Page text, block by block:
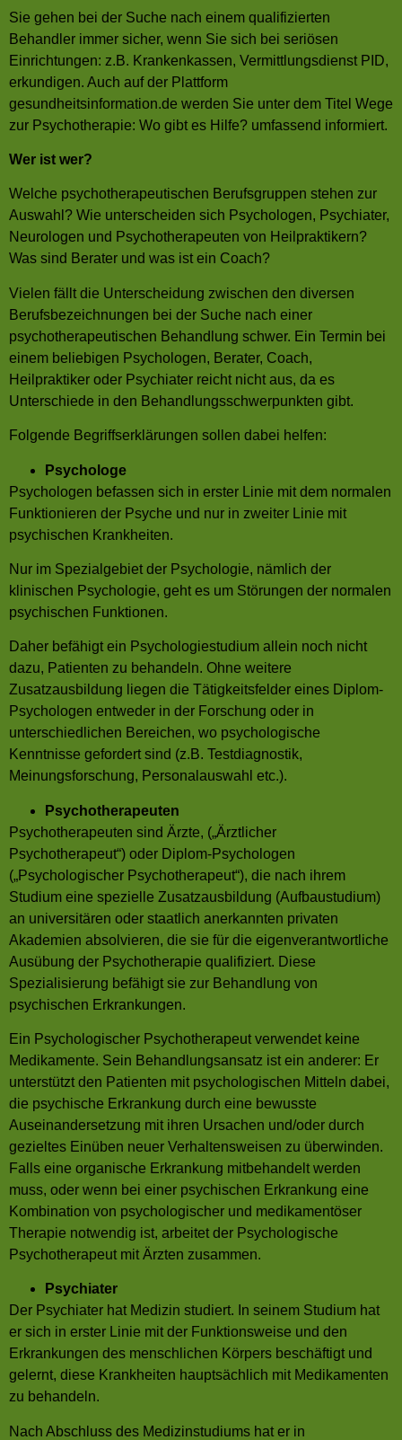
Sie gehen bei der Suche nach einem qualifizierten
Behandler immer sicher, wenn Sie sich bei seriösen
Einrichtungen: z.B. Krankenkassen, Vermittlungsdienst PID,
erkundigen. Auch auf der Plattform
gesundheitsinformation.de werden Sie unter dem Titel Wege
zur Psychotherapie: Wo gibt es Hilfe? umfassend informiert.
Wer ist wer?
Welche psychotherapeutischen Berufsgruppen stehen zur
Auswahl? Wie unterscheiden sich Psychologen, Psychiater,
Neurologen und Psychotherapeuten von Heilpraktikern?
Was sind Berater und was ist ein Coach?
Vielen fällt die Unterscheidung zwischen den diversen
Berufsbezeichnungen bei der Suche nach einer
psychotherapeutischen Behandlung schwer. Ein Termin bei
einem beliebigen Psychologen, Berater, Coach,
Heilpraktiker oder Psychiater reicht nicht aus, da es
Unterschiede in den Behandlungsschwerpunkten gibt.
Folgende Begriffserklärungen sollen dabei helfen:
Psychologe
Psychologen befassen sich in erster Linie mit dem normalen
Funktionieren der Psyche und nur in zweiter Linie mit
psychischen Krankheiten.
Nur im Spezialgebiet der Psychologie, nämlich der
klinischen Psychologie, geht es um Störungen der normalen
psychischen Funktionen.
Daher befähigt ein Psychologiestudium allein noch nicht
dazu, Patienten zu behandeln. Ohne weitere
Zusatzausbildung liegen die Tätigkeitsfelder eines Diplom-
Psychologen entweder in der Forschung oder in
unterschiedlichen Bereichen, wo psychologische
Kenntnisse gefordert sind (z.B. Testdiagnostik,
Meinungsforschung, Personalauswahl etc.).
Psychotherapeuten
Psychotherapeuten sind Ärzte, („Ärztlicher
Psychotherapeut“) oder Diplom-Psychologen
(„Psychologischer Psychotherapeut“), die nach ihrem
Studium eine spezielle Zusatzausbildung (Aufbaustudium)
an universitären oder staatlich anerkannten privaten
Akademien absolvieren, die sie für die eigenverantwortliche
Ausübung der Psychotherapie qualifiziert. Diese
Spezialisierung befähigt sie zur Behandlung von
psychischen Erkrankungen.
Ein Psychologischer Psychotherapeut verwendet keine
Medikamente. Sein Behandlungsansatz ist ein anderer: Er
unterstützt den Patienten mit psychologischen Mitteln dabei,
die psychische Erkrankung durch eine bewusste
Auseinandersetzung mit ihren Ursachen und/oder durch
gezieltes Einüben neuer Verhaltensweisen zu überwinden.
Falls eine organische Erkrankung mitbehandelt werden
muss, oder wenn bei einer psychischen Erkrankung eine
Kombination von psychologischer und medikamentöser
Therapie notwendig ist, arbeitet der Psychologische
Psychotherapeut mit Ärzten zusammen.
Psychiater
Der Psychiater hat Medizin studiert. In seinem Studium hat
er sich in erster Linie mit der Funktionsweise und den
Erkrankungen des menschlichen Körpers beschäftigt und
gelernt, diese Krankheiten hauptsächlich mit Medikamenten
zu behandeln.
Nach Abschluss des Medizinstudiums hat er in